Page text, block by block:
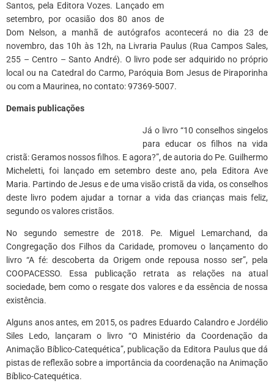
Santos, pela Editora Vozes. Lançado em
setembro, por ocasião dos 80 anos de
Dom Nelson, a manhã de autógrafos acontecerá no dia 23 de
novembro, das 10h às 12h, na Livraria Paulus (Rua Campos Sales,
255 – Centro – Santo André). O livro pode ser adquirido no próprio
local ou na Catedral do Carmo, Paróquia Bom Jesus de Piraporinha
ou com a Maurinea, no contato: 97369-5007.
Demais publicações
Já o livro “10 conselhos singelos
para educar os filhos na vida
cristã: Geramos nossos filhos. E agora?”, de autoria do Pe. Guilhermo
Micheletti, foi lançado em setembro deste ano, pela Editora Ave
Maria. Partindo de Jesus e de uma visão cristã da vida, os conselhos
deste livro podem ajudar a tornar a vida das crianças mais feliz,
segundo os valores cristãos.
No segundo semestre de 2018. Pe. Miguel Lemarchand, da
Congregação dos Filhos da Caridade, promoveu o lançamento do
livro “A fé: descoberta da Origem onde repousa nosso ser”, pela
COOPACESSO. Essa publicação retrata as relações na atual
sociedade, bem como o resgate dos valores e da essência de nossa
existência.
Alguns anos antes, em 2015, os padres Eduardo Calandro e Jordélio
Siles Ledo, lançaram o livro “O Ministério da Coordenação da
Animação Bíblico-Catequética”, publicação da Editora Paulus que dá
pistas de reflexão sobre a importância da coordenação na Animação
Bíblico-Catequética.